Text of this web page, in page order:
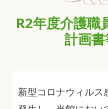
R2年度介護職
計画
新型コロナウィルス